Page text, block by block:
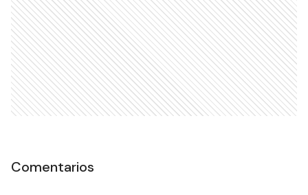
Comentarios